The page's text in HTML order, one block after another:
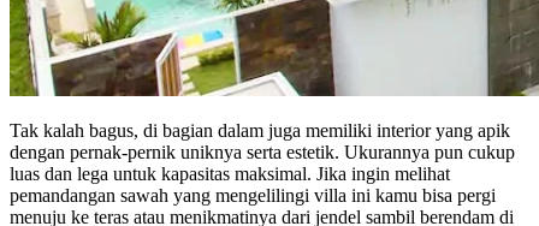
Tak kalah bagus, di bagian dalam juga memiliki interior yang apik
dengan pernak-pernik uniknya serta estetik. Ukurannya pun cukup
luas dan lega untuk kapasitas maksimal. Jika ingin melihat
pemandangan sawah yang mengelilingi villa ini kamu bisa pergi
menuju ke teras atau menikmatinya dari jendel sambil berendam di